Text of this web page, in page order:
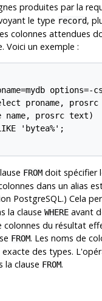
produites par la
le type record,
colonnes attendues
Voici un exemple :
options=-
proname, prosrc
name, prosrc text)
'bytea%';
FROMdoit spécifier
dans un alias
PostgreSQL.) Cela
la clause WHEREavant
colonnes du résultat
FROM. Les noms de
des types.
la clause FROM.